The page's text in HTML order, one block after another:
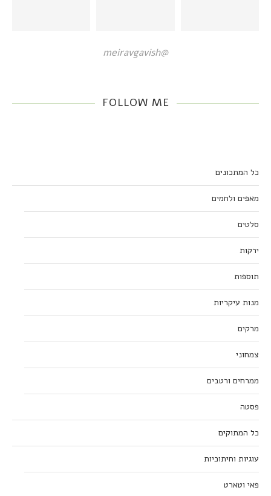
@meiravgavish
FOLLOW ME
כל המתכונים
מאפים ולחמים
סלטים
ירקות
תוספות
מנות עיקריות
מרקים
צמחוני
ממרחים ורטבים
פסטה
כל המתוקים
עוגיות וחיתוכיות
פאי וטארט